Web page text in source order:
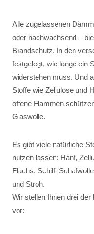
Alle zugelassenen
oder nachwachsend –
Brandschutz. In den
festgelegt, wie lange ein
widerstehen muss. Und
Stoffe wie Zellulose und
offene Flammen
Glaswolle.
Es gibt viele natürliche
nutzen lassen: Hanf,
Flachs, Schilf,
und Stroh.
Wir stellen Ihnen drei
vor: